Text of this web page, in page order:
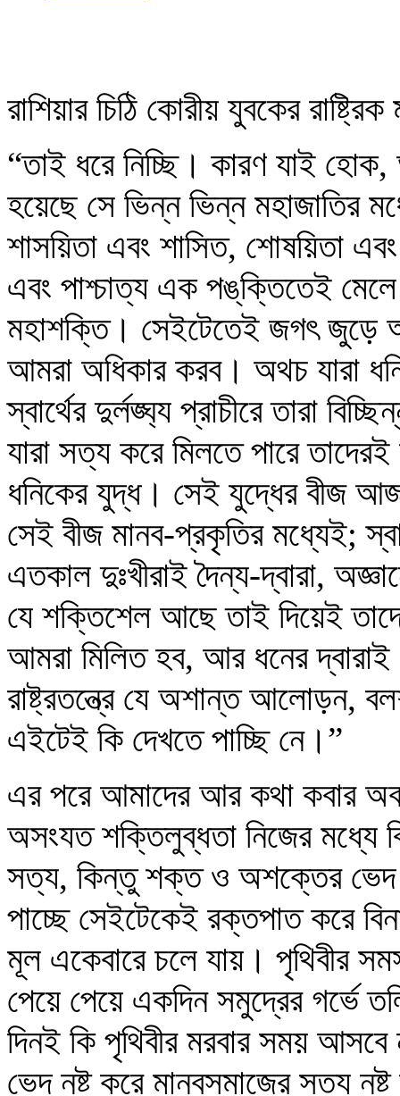
রাশিয়ার চিঠি কোরীয় যুবকের
“তাই ধরে নিচ্ছি। কারণ যাই হোক,
হয়েছে সে ভিন্ন ভিন্ন মহাজাতির
শাসয়িতা এবং শাসিত, শোষয়িতা
এবং পাশ্চাত্য এক পঙ্‌ক্তিতেই
মহাশক্তি। সেইটেতেই জগৎ জুড়ে
আমরা অধিকার করব। অথচ যারা
স্বার্থের দুর্লঙ্ঘ্য প্রাচীরে তারা
যারা সত্য করে মিলতে পারে
ধনিকের যুদ্ধ। সেই যুদ্ধের বীজ
সেই বীজ মানব-প্রকৃতির মধ্যেই;
এতকাল দুঃখীরাই দৈন্য-দ্বারা,
যে শক্তিশেল আছে তাই দিয়েই
আমরা মিলিত হব, আর ধনের
রাষ্ট্রতন্ত্রে যে অশান্ত আলোড়ন,
এইটেই কি দেখতে পাচ্ছি নে।”
এর পরে আমাদের আর কথা কবার
অসংযত শক্তিলুব্ধতা নিজের মধ্যে
সত্য, কিন্তু শক্ত ও অশক্তের ভেদ
পাচ্ছে সেইটেকেই রক্তপাত করে
মূল একেবারে চলে যায়। পৃথিবীর
পেয়ে পেয়ে একদিন সমুদ্রের গর্ভে
দিনই কি পৃথিবীর মরবার সময়
ভেদ নষ্ট করে মানবসমাজের সত্য